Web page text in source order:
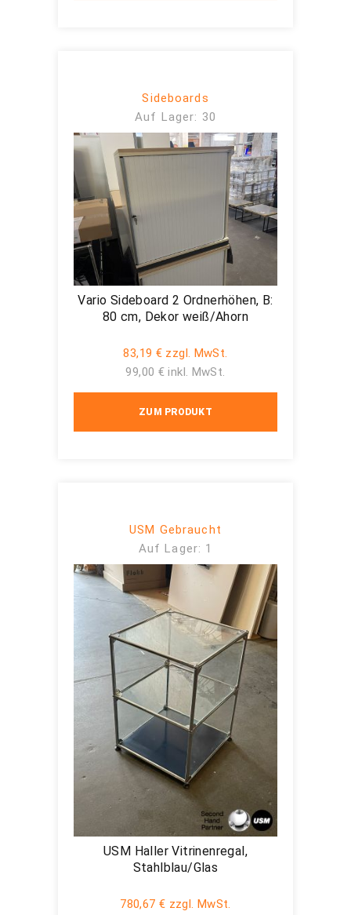
Sideboards
Auf Lager: 30
Vario Sideboard 2 Ordnerhöhen, B:
80 cm, Dekor weiß/Ahorn
83,19 € zzgl. MwSt.
99,00 € inkl. MwSt.
ZUM PRODUKT
USM Gebraucht
Auf Lager: 1
USM Haller Vitrinenregal,
Stahlblau/Glas
780,67 € zzgl. MwSt.